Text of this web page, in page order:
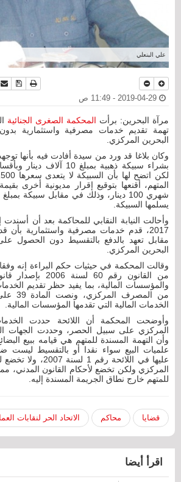
علي البنعلي
نسخةحفظ
مرآة البحرين: برأت المحكمة الصغرى الجنائية
تهمة تقديم خدمات مصرفية واستثمارية
البحرين المركزي.
وكان بلاغا قد ورد من سيدة أفادت فيه بأنها
يسلمها السبيكة.
وأحالت النيابة النقابي للمحاكمة بعد أن
2017، قدم خدمات مصرفية واستثمارية بأن
مقابل تعهد بالدفع بالتقسيط دون
البحرين المركزي.
من القانون رقم 60
والمؤسسات المالية، بما يفيد حظر تقديم
من
الخدمات المالية التي تقدمها المؤسسات المالية.
وأوضحت المحكمة أن اللائحة حددت
المركزي على سبيل الحصر، وحددت الجهات
وأن التهمة المسندة للمتهم هي قيامه ببيع
علميات البيع سواء نقدا أو بالتقسيط ليست
عليها في اللائحة رقم
المركزي ولكن تخضع لأحكام القانون المدني،
للمتهم خارج نطاق الجريمة المسندة إليه.
قضايا محاكم الاتحاد الحر لنقابات
اقرأ أيضا